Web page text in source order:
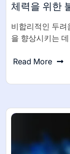
체력을 위한
비합리적인 두려
을 향상시키는
Read More